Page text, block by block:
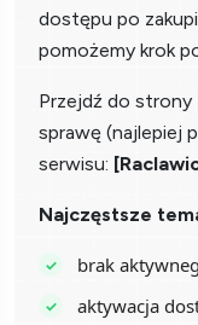
dostępu po
pomożemy krok
Przejdź do strony
sprawę (najlepiej
serwisu:
Najczęstsze
brak
aktywacja